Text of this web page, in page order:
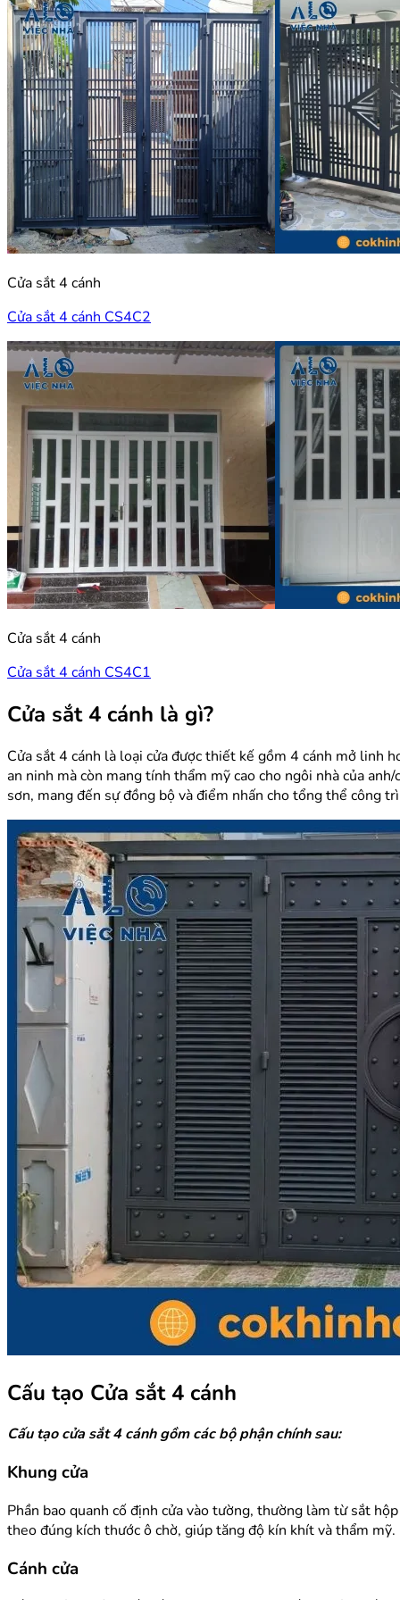
Cửa sắt 4 cánh
Cửa sắt 4 cánh CS4C2
Cửa sắt 4 cánh
Cửa sắt 4 cánh CS4C1
Cửa sắt 4 cánh là gì?
Cửa sắt 4 cánh là loại cửa được thiết kế gồm 4 cánh mở linh
an ninh mà còn mang tính thẩm mỹ cao cho ngôi nhà của
sơn, mang đến sự đồng bộ và điểm nhấn cho tổng thể công
Cấu tạo Cửa sắt 4 cánh
Cấu tạo cửa sắt 4 cánh gồm các bộ phận chính sau:
Khung cửa
Phần bao quanh cố định cửa vào tường, thường làm từ sắt
theo đúng kích thước ô chờ, giúp tăng độ kín khít và thẩm mỹ.
Cánh cửa